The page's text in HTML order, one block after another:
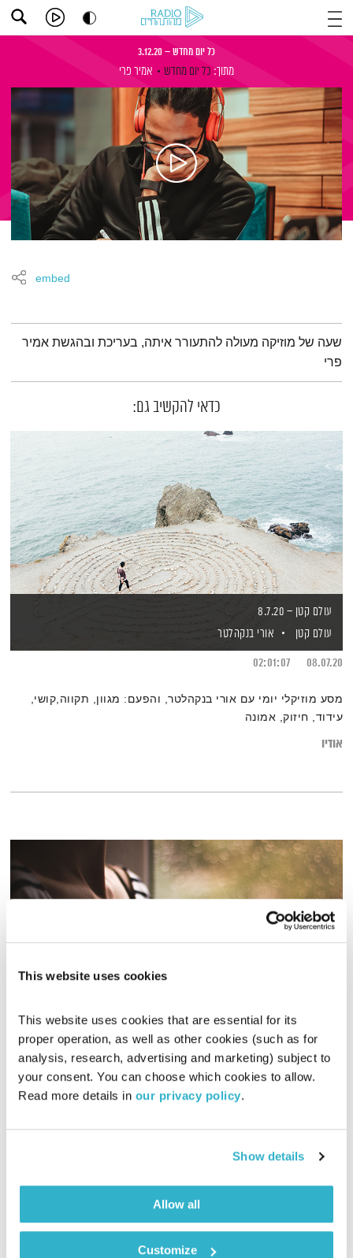
This website uses cookies
This website uses cookies that are essential for its
proper operation, as well as other cookies (such as for
analysis, research, advertising and marketing) subject to
your consent. You can choose which cookies to allow.
Read more details in our privacy policy.
Show details
Allow all
Customize
כל יום מחדש – 3.12.20
מתוך: כל יום מחדש אמיר פרי
embed
תמצית הפודקאסט
שעה של מוזיקה מעולה להתעורר איתה, בעריכת ובהגשת אמיר
פרי
כדאי להקשיב גם:
עולם קטן – 8.7.20
עולם קטן
אורי בנקהלטר
08.07.20
02:01:07
מסע מוזיקלי יומי עם אורי בנקהלטר, והפעם: מגוון, תקווה,קושי,
עידוד, חיזוק, אמונה
אודיו
התעוררות – 21.7.21
התעוררות
גליה גלעדי
27.07.21
01:27:15
אודיו